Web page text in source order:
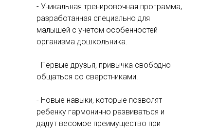
- Уникальная тренировочная программа,
разработанная специально для
малышей с учетом особенностей
организма дошкольника.
- Первые друзья, привычка свободно
общаться со сверстниками.
- Новые навыки, которые позволят
ребенку гармонично развиваться и
дадут весомое преимущество при